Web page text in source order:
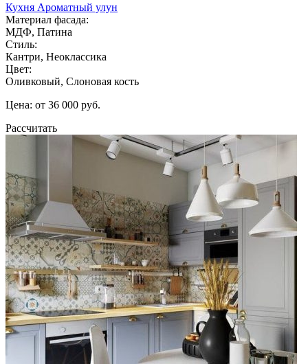
Кухня Ароматный улун
Материал фасада:
МДФ, Патина
Стиль:
Кантри, Неоклассика
Цвет:
Оливковый, Слоновая кость
Цена: от 36 000 руб.
Рассчитать